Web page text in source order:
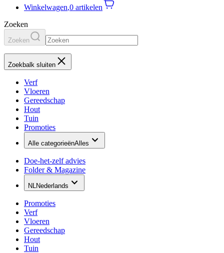
Winkelwagen,0 artikelen
Zoeken
Zoeken
Zoekbalk sluiten
Verf
Vloeren
Gereedschap
Hout
Tuin
Promoties
Alle categorieënAlles
Doe-het-zelf advies
Folder & Magazine
NLNederlands
Promoties
Verf
Vloeren
Gereedschap
Hout
Tuin